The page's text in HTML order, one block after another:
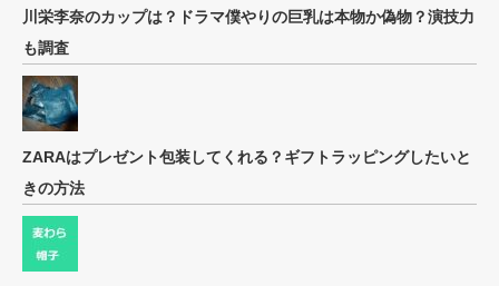
川栄李奈のカップは？ドラマ僕やりの巨乳は本物か偽物？演技力
も調査
ZARAはプレゼント包装してくれる？ギフトラッピングしたいと
きの方法